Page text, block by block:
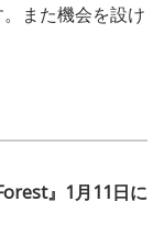
また機会を設け
』1月11日に